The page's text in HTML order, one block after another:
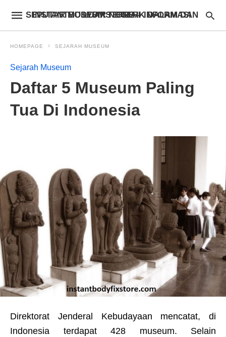
INSTANTBODYFIXSTORE – INFORMASI SEPUTAR MUSEUM TERBAIK DALAM DAN LUAR NEGERI
HOMEPAGE SEJARAH MUSEUM
Sejarah Museum
Daftar 5 Museum Paling
Tua Di Indonesia
Direktorat Jenderal Kebudayaan mencatat, di
Indonesia terdapat 428 museum. Selain